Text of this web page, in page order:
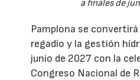
a finales de
Pamplona se
regadío y la gestión
junio de 2027 con la
Congreso Nacional de